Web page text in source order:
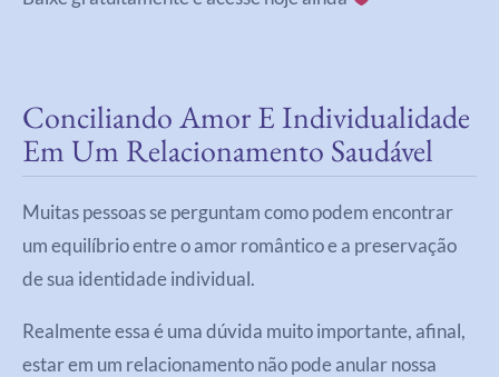
Conciliando Amor E Individualidade
Em Um Relacionamento Saudável
Muitas pessoas se perguntam como podem encontrar
um equilíbrio entre o amor romântico e a preservação
de sua identidade individual.
Realmente essa é uma dúvida muito importante, afinal,
estar em um relacionamento não pode anular nossa